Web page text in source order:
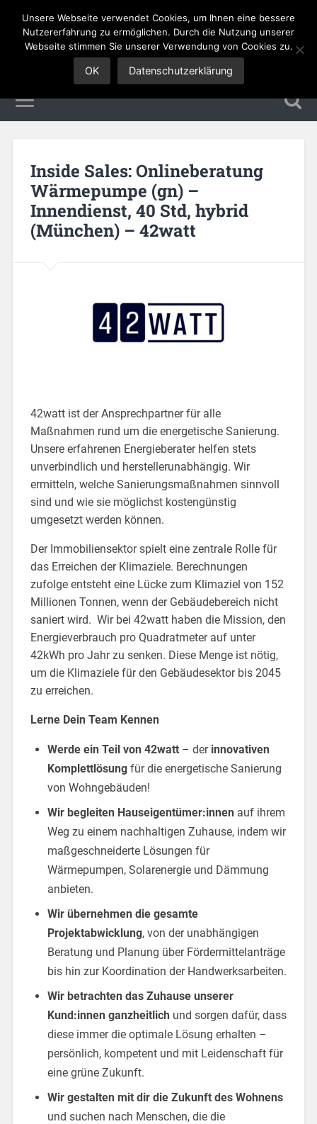
Sales Jobs
Inside Sales: Onlineberatung
Wärmepumpe (gn) –
Innendienst, 40 Std, hybrid
(München) – 42watt
42watt ist der Ansprechpartner für alle
Maßnahmen rund um die energetische Sanierung.
Unsere erfahrenen Energieberater helfen stets
unverbindlich und herstellerunabhängig. Wir
ermitteln, welche Sanierungsmaßnahmen sinnvoll
sind und wie sie möglichst kostengünstig
umgesetzt werden können.
Der Immobiliensektor spielt eine zentrale Rolle für
das Erreichen der Klimaziele. Berechnungen
zufolge entsteht eine Lücke zum Klimaziel von 152
Millionen Tonnen, wenn der Gebäudebereich nicht
saniert wird. Wir bei 42watt haben die Mission, den
Energieverbrauch pro Quadratmeter auf unter
42kWh pro Jahr zu senken. Diese Menge ist nötig,
um die Klimaziele für den Gebäudesektor bis 2045
zu erreichen.
Lerne Dein Team Kennen
Werde ein Teil von 42watt– der innovativen
Komplettlösungfür die energetische Sanierung
von Wohngebäuden!
Wir begleiten Hauseigentümer:innenauf ihrem
Weg zu einem nachhaltigen Zuhause, indem wir
maßgeschneiderte Lösungen für
Wärmepumpen, Solarenergie und Dämmung
anbieten.
Wir übernehmen die gesamte
Projektabwicklung, von der unabhängigen
Beratung und Planung über Fördermittelanträge
bis hin zur Koordination der Handwerksarbeiten.
Wir betrachten das Zuhause unserer
Kund:innen ganzheitlichund sorgen dafür, dass
diese immer die optimale Lösung erhalten –
persönlich, kompetent und mit Leidenschaft für
eine grüne Zukunft.
Wir gestalten mit dir die Zukunft des Wohnens
und suchen nach Menschen, die die
Unsere Webseite verwendet Cookies, um Ihnen eine bessere
Nutzererfahrung zu ermöglichen. Durch die Nutzung unserer
Webseite stimmen Sie unserer Verwendung von Cookies zu.
OK Datenschutzerklärung